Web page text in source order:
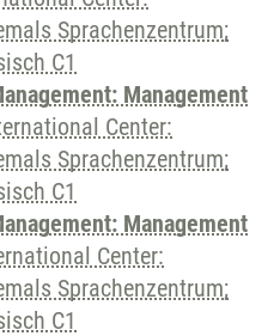
Sprachenzentrum;
C1
Management
Center:
Sprachenzentrum;
C1
Management
Center:
Sprachenzentrum;
C1